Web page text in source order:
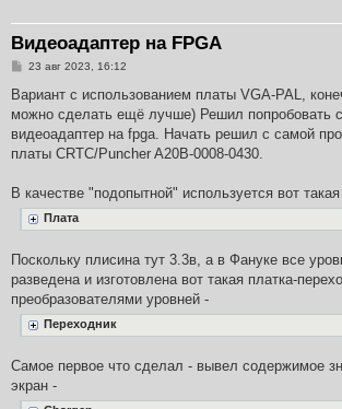
Видеоадаптер на FPGA
С
о
б
щ
е
н
и
23 авг 2023, 16:12
Вариант с использованием платы VGA-PAL,
можно сделать ещё лучше) Решил попробовать
видеоадаптер на fpga. Начать решил с самой
платы CRTC/Puncher A20B-0008-0430.
В качестве "подопытной" используется вот
Плата
Поскольку плисина тут 3.3в, а в Фануке все
разведена и изготовлена вот такая платка-
преобразователями уровней -
Переходник
Самое первое что сделал - вывел содержимое
экран -